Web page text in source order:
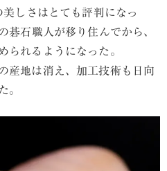
しさはとても評判になっ
碁石職人が移り住んでから、
られるようになった。
産地は消え、加工技術も日向
。